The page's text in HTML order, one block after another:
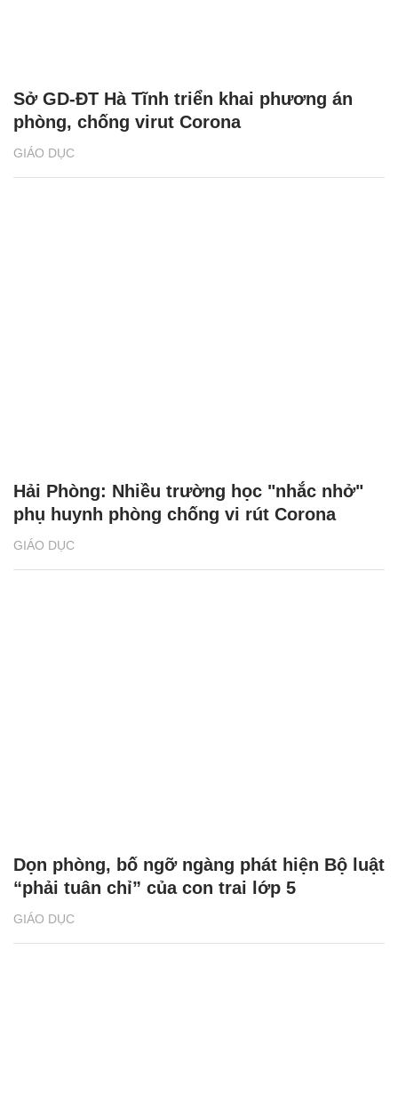
GIÁO DỤC
Sở GD-ĐT Hà Tĩnh triển khai phương án
phòng, chống virut Corona
GIÁO DỤC
Hải Phòng: Nhiều trường học "nhắc nhở"
phụ huynh phòng chống vi rút Corona
GIÁO DỤC
Dọn phòng, bố ngỡ ngàng phát hiện Bộ luật
“phải tuân chỉ” của con trai lớp 5